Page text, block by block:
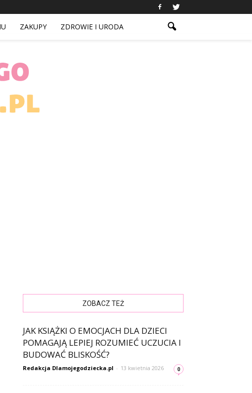
ZAKUPY ZDROWIE I URODA
ZOBACZ TEŻ
JAK KSIĄŻKI O EMOCJACH DLA DZIECI
POMAGAJĄ LEPIEJ ROZUMIEĆ UCZUCIA I
BUDOWAĆ BLISKOŚĆ?
Redakcja Dlamojegodziecka.pl - 13 kwietnia 2026 0